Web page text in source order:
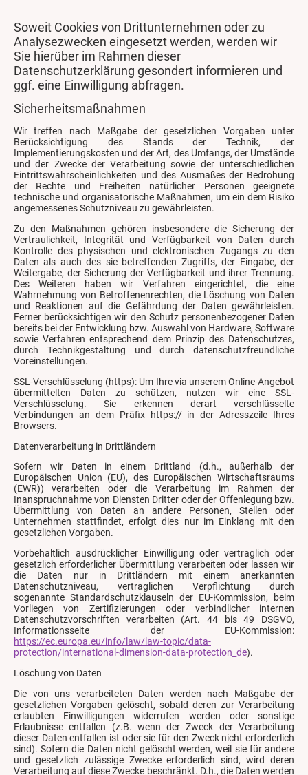
Soweit Cookies von Drittunternehmen oder zu
Analysezwecken eingesetzt werden, werden wir
Sie hierüber im Rahmen dieser
Datenschutzerklärung gesondert informieren und
ggf. eine Einwilligung abfragen.
Sicherheitsmaßnahmen
Wir treffen nach Maßgabe der gesetzlichen Vorgaben unter
Berücksichtigung des Stands der Technik, der
Implementierungskosten und der Art, des Umfangs, der Umstände
und der Zwecke der Verarbeitung sowie der unterschiedlichen
Eintrittswahrscheinlichkeiten und des Ausmaßes der Bedrohung
der Rechte und Freiheiten natürlicher Personen geeignete
technische und organisatorische Maßnahmen, um ein dem Risiko
angemessenes Schutzniveau zu gewährleisten.
Zu den Maßnahmen gehören insbesondere die Sicherung der
Vertraulichkeit, Integrität und Verfügbarkeit von Daten durch
Kontrolle des physischen und elektronischen Zugangs zu den
Daten als auch des sie betreffenden Zugriffs, der Eingabe, der
Weitergabe, der Sicherung der Verfügbarkeit und ihrer Trennung.
Des Weiteren haben wir Verfahren eingerichtet, die eine
Wahrnehmung von Betroffenenrechten, die Löschung von Daten
und Reaktionen auf die Gefährdung der Daten gewährleisten.
Ferner berücksichtigen wir den Schutz personenbezogener Daten
bereits bei der Entwicklung bzw. Auswahl von Hardware, Software
sowie Verfahren entsprechend dem Prinzip des Datenschutzes,
durch Technikgestaltung und durch datenschutzfreundliche
Voreinstellungen.
SSL-Verschlüsselung (https): Um Ihre via unserem Online-Angebot
übermittelten Daten zu schützen, nutzen wir eine SSL-
Verschlüsselung. Sie erkennen derart verschlüsselte
Verbindungen an dem Präfix https:// in der Adresszeile Ihres
Browsers.
Datenverarbeitung in Drittländern
Sofern wir Daten in einem Drittland (d.h., außerhalb der
Europäischen Union (EU), des Europäischen Wirtschaftsraums
(EWR)) verarbeiten oder die Verarbeitung im Rahmen der
Inanspruchnahme von Diensten Dritter oder der Offenlegung bzw.
Übermittlung von Daten an andere Personen, Stellen oder
Unternehmen stattfindet, erfolgt dies nur im Einklang mit den
gesetzlichen Vorgaben.
Vorbehaltlich ausdrücklicher Einwilligung oder vertraglich oder
gesetzlich erforderlicher Übermittlung verarbeiten oder lassen wir
die Daten nur in Drittländern mit einem anerkannten
Datenschutzniveau, vertraglichen Verpflichtung durch
sogenannte Standardschutzklauseln der EU-Kommission, beim
Vorliegen von Zertifizierungen oder verbindlicher internen
Datenschutzvorschriften verarbeiten (Art. 44 bis 49 DSGVO,
Informationsseite der EU-Kommission:
https://ec.europa.eu/info/law/law-topic/data-
protection/international-dimension-data-protection_de).
Löschung von Daten
Die von uns verarbeiteten Daten werden nach Maßgabe der
gesetzlichen Vorgaben gelöscht, sobald deren zur Verarbeitung
erlaubten Einwilligungen widerrufen werden oder sonstige
Erlaubnisse entfallen (z.B. wenn der Zweck der Verarbeitung
dieser Daten entfallen ist oder sie für den Zweck nicht erforderlich
sind). Sofern die Daten nicht gelöscht werden, weil sie für andere
und gesetzlich zulässige Zwecke erforderlich sind, wird deren
Verarbeitung auf diese Zwecke beschränkt. D.h., die Daten werden